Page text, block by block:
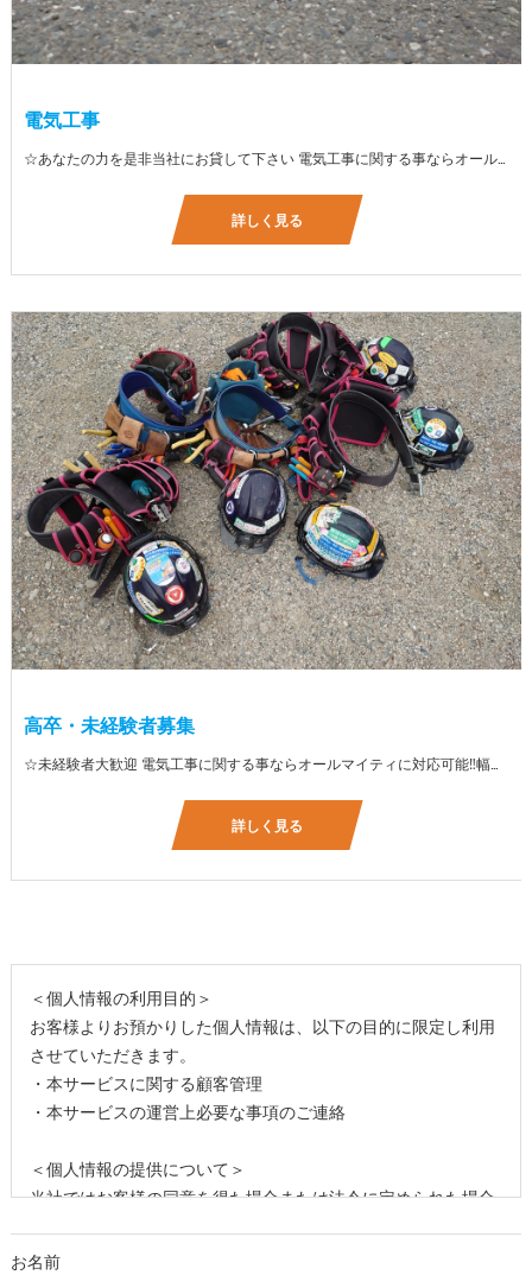
電気工事
☆あなたの力を是非当社にお貸して下さい 電気工事に関する事ならオールマイティに対応しております（室内配線・室外配線、スイッチコンセント取付け、照明器具取付け、配電盤取付け、エアコン取付け、LANケーブル配線、アンテナ取付けなど） 【工具支給致します】 また新品工具と新品作業服を完全支給を致します。 高品質の作業服と工具入社してくれた方には支給致します♪
詳しく見る
高卒・未経験者募集
☆未経験者大歓迎 電気工事に関する事ならオールマイティに対応可能‼幅広く技術を身に付けて頂けます（室内配線・室外配線、スイッチコンセント取付け、照明器具取付け、配電盤取付け、エアコン取付け、LANケーブル配線、アンテナ取付けなど） 先輩社員が一から指導を行うため未経験の方でも安心して働いていただけます♪ ☆資格支援制度あり 実績があるからこそ社内で教習と経験を積んでいただくことで資格を当社で発行できることができます。 【工具支給致します】 また新品工具と新品作業服を完全支給を致します。 高品質の作業服と工具入社してくれた方には支給致します♪
詳しく見る
＜個人情報の利用目的＞
お客様よりお預かりした個人情報は、以下の目的に限定し利用
させていただきます。
・本サービスに関する顧客管理
・本サービスの運営上必要な事項のご連絡
＜個人情報の提供について＞
当社ではお客様の同意を得た場合または法令に定められた場合
取得した個人情報を第三者に提供することはいたしません。
お名前